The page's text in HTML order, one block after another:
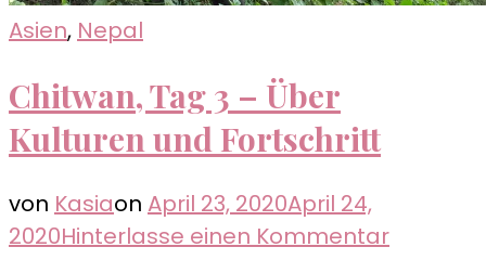
Asien, Nepal
Chitwan, Tag 3 – Über
Kulturen und Fortschritt
von Kasiaon April 23, 2020April 24,
2020Hinterlasse einen Kommentarzu